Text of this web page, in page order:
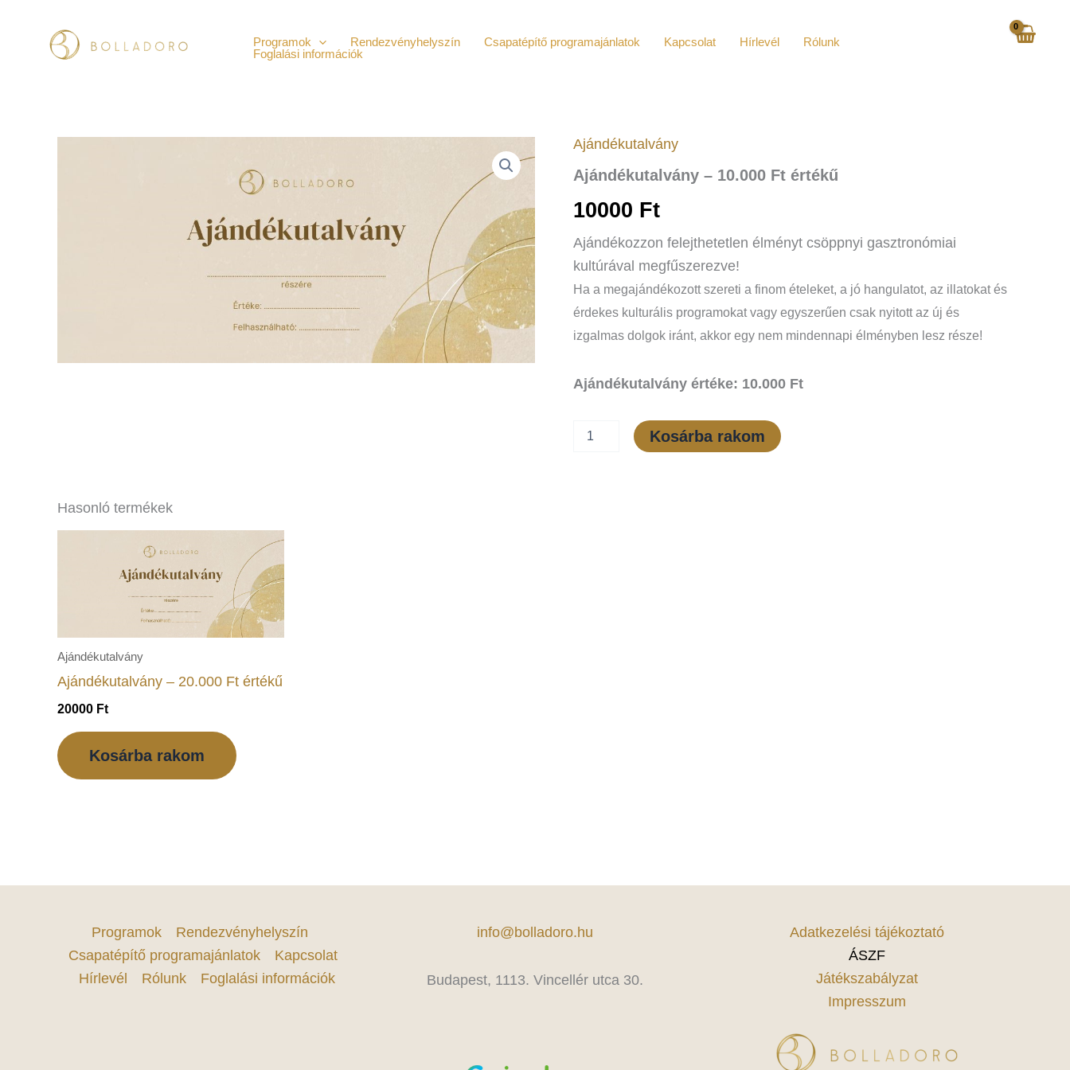
Programok Rendezvényhelyszín Csapatépítő programajánlatok Kapcsolat Hírlevél
Rólunk
Foglalási információk
Ajándékutalvány
Ajándékutalvány – 10.000 Ft értékű
10000 Ft
Ajándékozzon felejthetetlen élményt csöppnyi gasztronómiai
kultúrával megfűszerezve!
Ha a megajándékozott szereti a finom ételeket, a jó hangulatot, az illatokat és
érdekes kulturális programokat vagy egyszerűen csak nyitott az új és
izgalmas dolgok iránt, akkor egy nem mindennapi élményben lesz része!
Ajándékutalvány értéke: 10.000 Ft
Ajándékutalvány
10.000
értékű
Kosárba rakom
Hasonló termékek
Ajándékutalvány
Ajándékutalvány – 20.000 Ft értékű
20000 Ft
Kosárba rakom
Programok
Rendezvényhelyszín
Csapatépítő programajánlatok
Kapcsolat
Hírlevél
Rólunk Foglalási információk
info@bolladoro.hu
Budapest, 1113. Vincellér utca 30.
Adatkezelési tájékoztató
ÁSZF
Játékszabályzat
Impresszum